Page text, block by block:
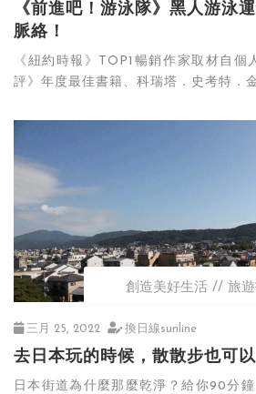
《前進吧！游泳隊》黑人游泳
脈絡！
《紐約時報》TOP1暢銷作家取材自
評》年度最佳書籍、科瑞塔．史考特．
創造美好生活 旅
三月 25, 2022 換日線sunline
去日本玩的時候，散散步也可以
日本街道為什麼那麼乾淨？給你90分鐘